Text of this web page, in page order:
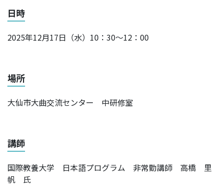
日時
2025年12月17日（水）10：30～12：00
場所
大仙市大曲交流センター 中研修室
講師
国際教養大学 日本語プログラム 非常勤講師 高橋 里
帆 氏